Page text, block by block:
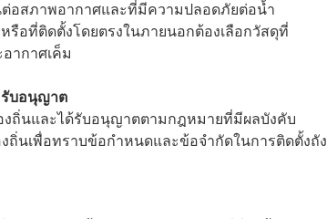
อสภาพอากาศและที่มีความปลอดภัยต่อน้ำ
รือที่ติดตั้งโดยตรงในภายนอกต้องเลือกวัสดุที่
ากาศเค็ม
บอนุญาต
งถิ่นและได้รับอนุญาตตามกฎหมายที่มีผลบังคับ
ถิ่นเพื่อทราบข้อกำหนดและข้อจำกัดในการติดตั้งถัง